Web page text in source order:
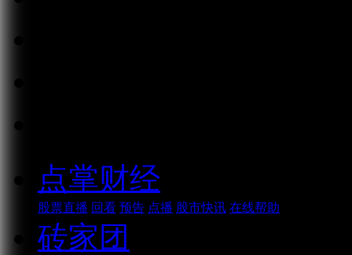
点掌财经
股票直播 回看 预告 点播 股市快讯 在线帮助
砖家团